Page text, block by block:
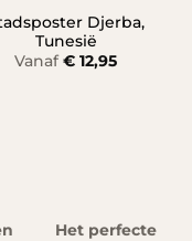
Djerba,
Tunesië
Vanaf€ 12,95
Het perfecte